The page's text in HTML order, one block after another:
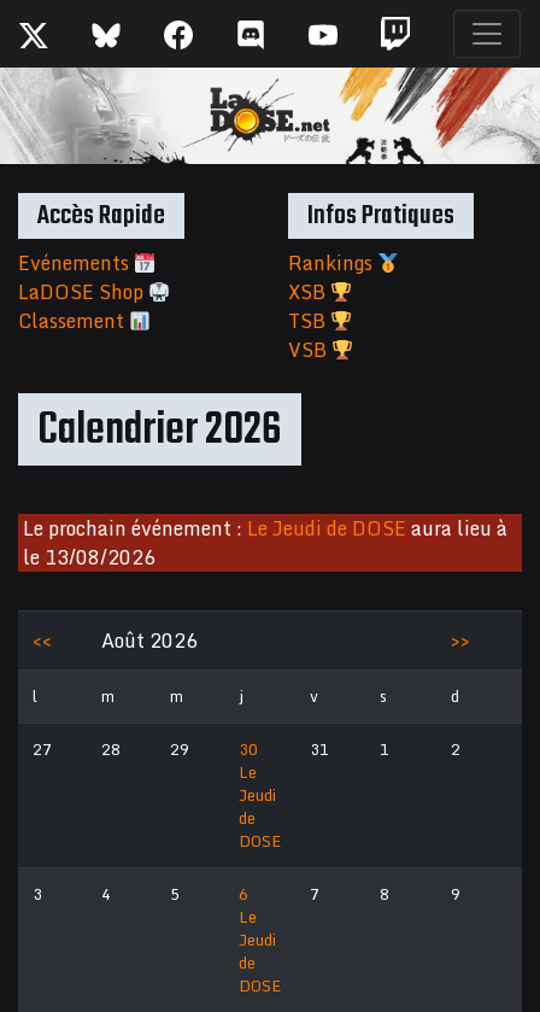
Calendrier 2026
Le prochain événement : Le Jeudi de DOSEaura lieu à
le 13/08/2026
<< Août 2026 >>
l m m j v s d
27 28 29
30
Le
Jeudi
de
DOSE
31 1 2
3 4 5
6
Le
Jeudi
de
DOSE
7 8 9
Accès Rapide
Evénements
LaDOSE Shop
Classement
Infos Pratiques
Rankings
XSB
TSB
VSB